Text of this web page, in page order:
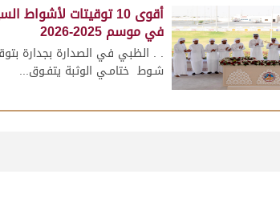
أقوى 10 توقيتات
في موسم 2025-2026
. . الظبي في الصدارة بجدارة
شـوط ختامـي الوثبة يتفـوق...